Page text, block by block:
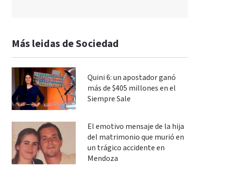
Más leidas de Sociedad
Quini 6: un apostador ganó
más de $405 millones en el
Siempre Sale
El emotivo mensaje de la hija
del matrimonio que murió en
un trágico accidente en
Mendoza